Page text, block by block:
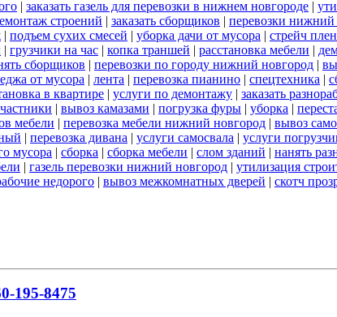
| заказать газель для перевозки в нижнем новгороде |
строений | заказать сборщиков | перевозки нижний
| подъем сухих смесей | уборка дачи от мусора | стрейч
| грузчики на час | копка траншей | расстановка мебели |
сборщиков | перевозки по городу нижний новгород |
от мусора | лента | перевозка пианино | спецтехника |
в квартире | услуги по демонтажу | заказать
| вывоз камазами | погрузка фуры | уборка |
мебели | перевозка мебели нижний новгород | вывоз
| перевозка дивана | услуги самосвала | услуги
мусора | сборка | сборка мебели | слом зданий | нанять
| газель перевозки нижний новгород | утилизация
недорого | вывоз межкомнатных дверей | скотч
195-8475